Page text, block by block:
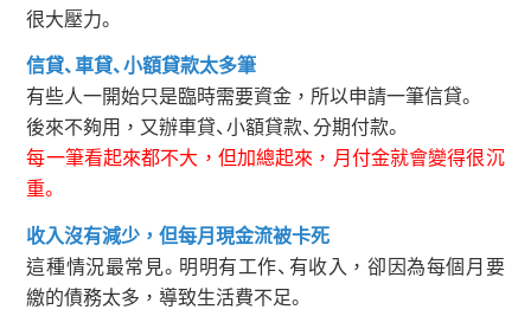
很大壓力。
信貸、車貸、小額貸款太多筆
有些人一開始只是臨時需要資金，所以申請一筆信貸。
後來不夠用，又辦車貸、小額貸款、分期付款。
每一筆看起來都不大，但加總起來，月付金就會變得很沉
重。
收入沒有減少，但每月現金流被卡死
這種情況最常見。明明有工作、有收入，卻因為每個月要
繳的債務太多，導致生活費不足。